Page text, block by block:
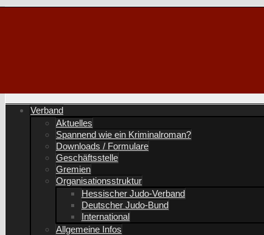
Verband
Aktuelles
Spannend wie ein Kriminalroman?
Downloads / Formulare
Geschäftsstelle
Gremien
Organisationsstruktur
Hessischer Judo-Verband
Deutscher Judo-Bund
International
Allgemeine Infos